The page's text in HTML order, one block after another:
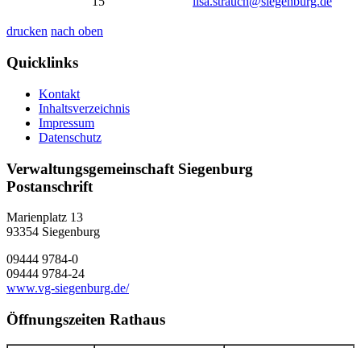
drucken nach oben
Quicklinks
Kontakt
Inhaltsverzeichnis
Impressum
Datenschutz
Verwaltungsgemeinschaft Siegenburg
Postanschrift
Marienplatz 13
93354 Siegenburg
09444 9784-0
09444 9784-24
www.vg-siegenburg.de/
Öffnungszeiten Rathaus